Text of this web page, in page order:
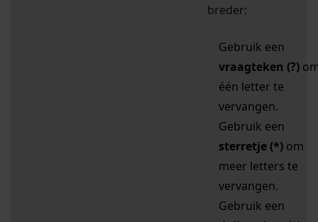
breder:
Gebruik een
vraagteken (?)
één letter te
vervangen.
Gebruik een
sterretje (*) om
meer letters te
vervangen.
Gebruik een